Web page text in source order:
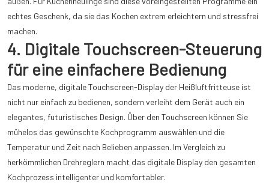
echtes Geschenk, da sie das Kochen extrem erleichtern und stressfrei
machen.
4. Digitale Touchscreen-Steuerung
für eine einfachere Bedienung
Das moderne, digitale Touchscreen-Display der Heißluftfritteuse ist
nicht nur einfach zu bedienen, sondern verleiht dem Gerät auch ein
elegantes, futuristisches Design. Über den Touchscreen können Sie
mühelos das gewünschte Kochprogramm auswählen und die
Temperatur und Zeit nach Belieben anpassen. Im Vergleich zu
herkömmlichen Drehreglern macht das digitale Display den gesamten
Kochprozess intelligenter und komfortabler.